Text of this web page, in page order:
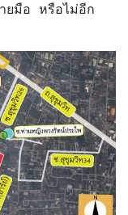
ยมือ หรือไม่อีก